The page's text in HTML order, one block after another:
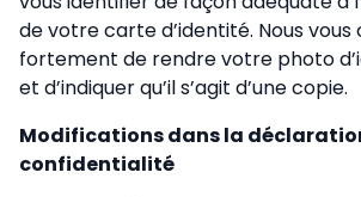
de votre carte d’identité. Nous vous
fortement de rendre votre photo
et d’indiquer qu’il s’agit d’une copie.
Modifications dans la
confidentialité